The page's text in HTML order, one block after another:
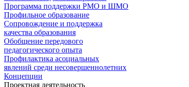
Программа поддержки РМО и ШМО
Профильное образование
Сопровождение и поддержка
качества образования
Обобщение передового
педагогического опыта
Профилактика асоциальных
явлений среди несовершеннолетних
Концепции
Проектная деятельность